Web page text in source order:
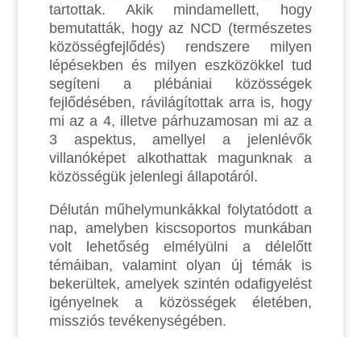
tartottak. Akik mindamellett, hogy
bemutatták, hogy az NCD (természetes
közösségfejlődés) rendszere milyen
lépésekben és milyen eszközökkel tud
segíteni a plébániai közösségek
fejlődésében, rávilágítottak arra is, hogy
mi az a 4, illetve párhuzamosan mi az a
3 aspektus, amellyel a jelenlévők
villanóképet alkothattak magunknak a
közösségük jelenlegi állapotáról.
Délután műhelymunkákkal folytatódott a
nap, amelyben kiscsoportos munkában
volt lehetőség elmélyülni a délelőtt
témáiban, valamint olyan új témák is
bekerültek, amelyek szintén odafigyelést
igényelnek a közösségek életében,
missziós tevékenységében.